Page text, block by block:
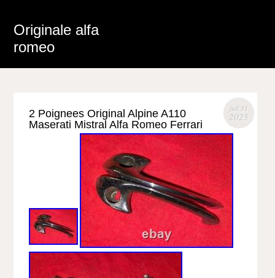
Originale alfa
romeo
juil 31
2025
2 Poignees Original Alpine A110
Maserati Mistral Alfa Romeo Ferrari